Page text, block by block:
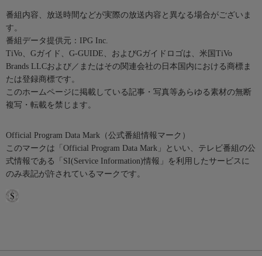
番組内容、放送時間などが実際の放送内容と異なる場合がございま
す。
番組データ提供元：IPG Inc.
TiVo、Gガイド、G-GUIDE、およびGガイドロゴは、米国TiVo
Brands LLCおよび／またはその関連会社の日本国内における商標ま
たは登録商標です。
このホームページに掲載している記事・写真等あらゆる素材の無断
複写・転載を禁じます。
Official Program Data Mark（公式番組情報マーク）
このマークは「Official Program Data Mark」といい、テレビ番組の公
式情報である「SI(Service Information)情報」を利用したサービスに
のみ表記が許されているマークです。